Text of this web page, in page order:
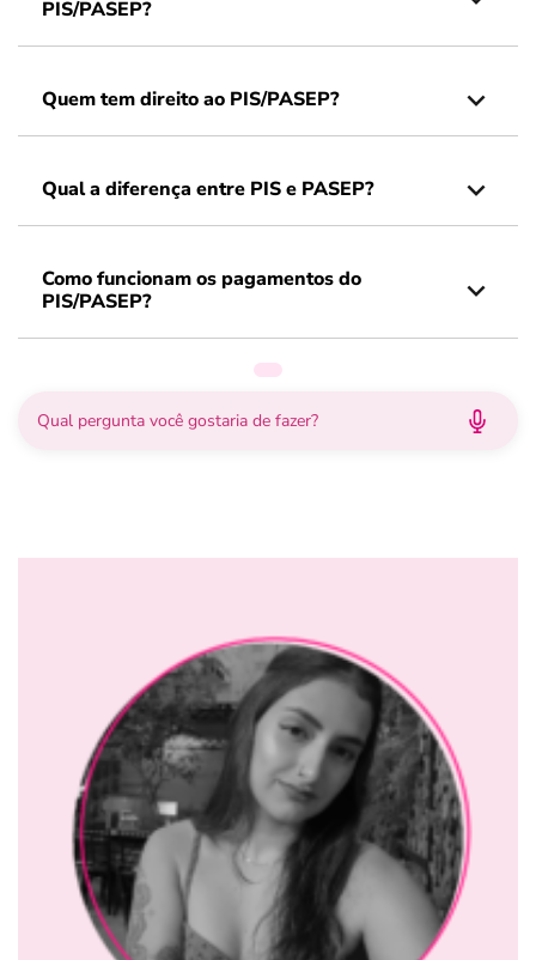
PIS/PASEP?
Quem tem direito ao PIS/PASEP?
Qual a diferença entre PIS e PASEP?
Como funcionam os pagamentos do
PIS/PASEP?